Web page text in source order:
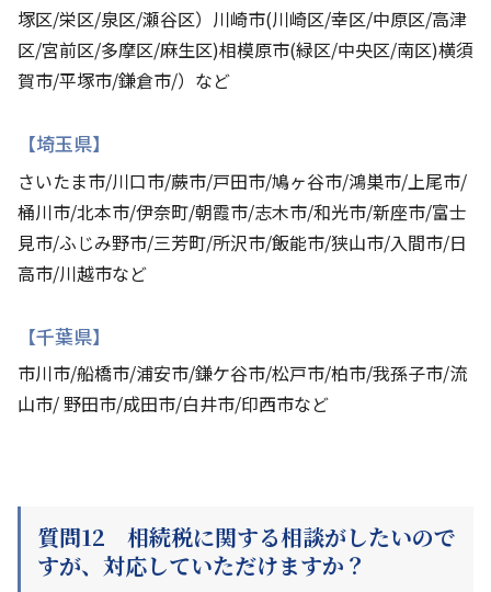
塚区/栄区/泉区/瀬谷区）川崎市(川崎区/幸区/中原区/高津
区/宮前区/多摩区/麻生区)相模原市(緑区/中央区/南区)横須
賀市/平塚市/鎌倉市/）など
【埼玉県】
さいたま市/川口市/蕨市/戸田市/鳩ヶ谷市/鴻巣市/上尾市/
桶川市/北本市/伊奈町/朝霞市/志木市/和光市/新座市/富士
見市/ふじみ野市/三芳町/所沢市/飯能市/狭山市/入間市/日
高市/川越市など
【千葉県】
市川市/船橋市/浦安市/鎌ケ谷市/松戸市/柏市/我孫子市/流
山市/ 野田市/成田市/白井市/印西市など
質問12 相続税に関する相談がしたいので
すが、対応していただけますか？